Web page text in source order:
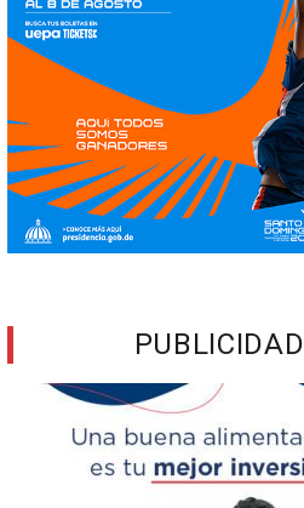
PUBLICIDAD